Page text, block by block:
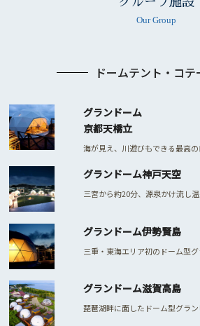
Our Group
ドームテント・コテ
グランドーム
京都天橋立
海が見え、川遊びもできる最高
グランドーム神戸天空
三宮から約20分、源泉かけ流し
グランドーム伊勢賢島
三重・東海エリア初のドーム型
グランドーム滋賀高島
琵琶湖畔に面したドーム型グラ